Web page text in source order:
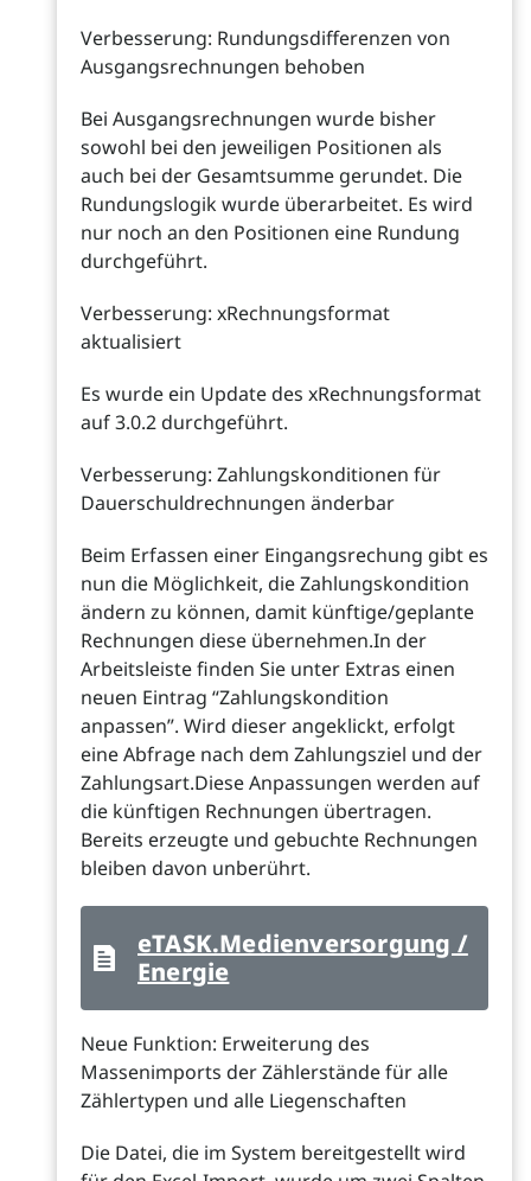
Verbesserung: Rundungsdifferenzen von
Ausgangsrechnungen behoben
Bei Ausgangsrechnungen wurde bisher
sowohl bei den jeweiligen Positionen als
auch bei der Gesamtsumme gerundet. Die
Rundungslogik wurde überarbeitet. Es wird
nur noch an den Positionen eine Rundung
durchgeführt.
Verbesserung: xRechnungsformat
aktualisiert
Es wurde ein Update des xRechnungsformat
auf 3.0.2 durchgeführt.
Verbesserung: Zahlungskonditionen für
Dauerschuldrechnungen änderbar
Beim Erfassen einer Eingangsrechung gibt es
nun die Möglichkeit, die Zahlungskondition
ändern zu können, damit künftige/geplante
Rechnungen diese übernehmen.In der
Arbeitsleiste finden Sie unter Extras einen
neuen Eintrag “Zahlungskondition
anpassen”. Wird dieser angeklickt, erfolgt
eine Abfrage nach dem Zahlungsziel und der
Zahlungsart.Diese Anpassungen werden auf
die künftigen Rechnungen übertragen.
Bereits erzeugte und gebuchte Rechnungen
bleiben davon unberührt.
eTASK.Medienversorgung /
Energie
Neue Funktion: Erweiterung des
Massenimports der Zählerstände für alle
Zählertypen und alle Liegenschaften
Die Datei, die im System bereitgestellt wird